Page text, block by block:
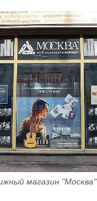
магазин "Москва"